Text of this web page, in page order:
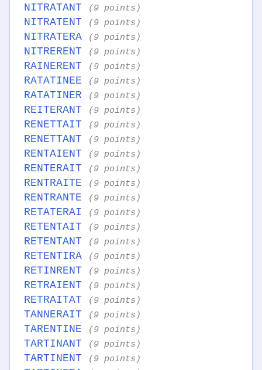
NITRATANT (9 points)
NITRATENT (9 points)
NITRATERA (9 points)
NITRERENT (9 points)
RAINERENT (9 points)
RATATINEE (9 points)
RATATINER (9 points)
REITERANT (9 points)
RENETTAIT (9 points)
RENETTANT (9 points)
RENTAIENT (9 points)
RENTERAIT (9 points)
RENTRAITE (9 points)
RENTRANTE (9 points)
RETATERAI (9 points)
RETENTAIT (9 points)
RETENTANT (9 points)
RETENTIRA (9 points)
RETINRENT (9 points)
RETRAIENT (9 points)
RETRAITAT (9 points)
TANNERAIT (9 points)
TARENTINE (9 points)
TARTINANT (9 points)
TARTINENT (9 points)